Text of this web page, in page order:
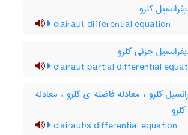
کلرو
clairaut differential equation
جزئی کلرو
clairaut partial differential
کلرو ، معادله فاضله ی کلرو ، معادله
clairaut's differential equation